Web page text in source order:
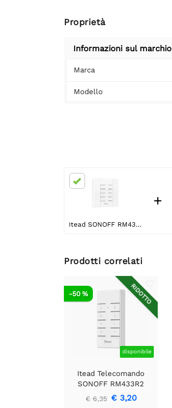
Proprietà
Informazioni sul marchio
Marca
Modello
Itead SONOFF RM433 Base remota
+
Prodotti correlati
RIDOTTO
disponibile
-50 %
Itead Telecomando
SONOFF RM433R2
€ 6,35 € 3,20